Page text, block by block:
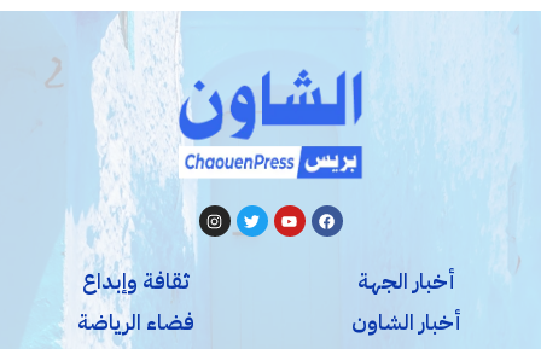
أخبار الجهة
أخبار الشاون
ثقافة وإبداع
فضاء الرياضة